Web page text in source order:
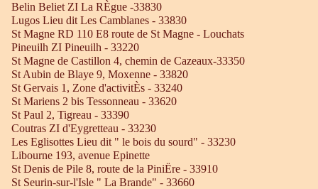
Belin Beliet ZI La RÈgue -33830
Lugos Lieu dit Les Camblanes - 33830
St Magne RD 110 E8 route de St Magne - Louchats
Pineuilh ZI Pineuilh - 33220
St Magne de Castillon 4, chemin de Cazeaux-33350
St Aubin de Blaye 9, Moxenne - 33820
St Gervais 1, Zone d'activitÈs - 33240
St Mariens 2 bis Tessonneau - 33620
St Paul 2, Tigreau - 33390
Coutras ZI d'Eygretteau - 33230
Les Eglisottes Lieu dit " le bois du sourd" - 33230
Libourne 193, avenue Epinette
St Denis de Pile 8, route de la PiniËre - 33910
St Seurin-sur-l'Isle " La Brande" - 33660